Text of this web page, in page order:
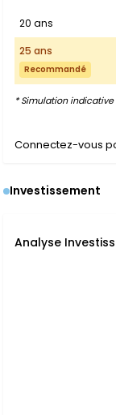
20 ans
25 ans
Recommandé
* Simulation
Connectez-vous
Investissement
Analyse